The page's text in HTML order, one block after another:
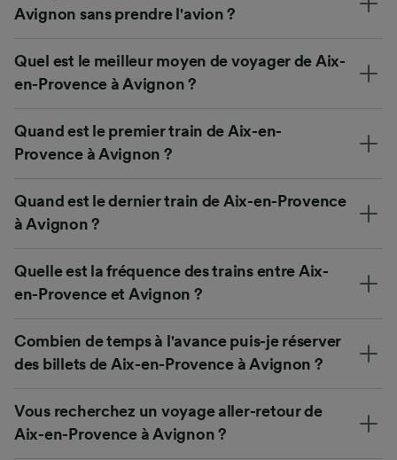
Avignon sans prendre l'avion ?
Quel est le meilleur moyen de voyager de Aix-
en-Provence à Avignon ?
Quand est le premier train de Aix-en-
Provence à Avignon ?
Quand est le dernier train de Aix-en-Provence
à Avignon ?
Quelle est la fréquence des trains entre Aix-
en-Provence et Avignon ?
Combien de temps à l'avance puis-je réserver
des billets de Aix-en-Provence à Avignon ?
Vous recherchez un voyage aller-retour de
Aix-en-Provence à Avignon ?